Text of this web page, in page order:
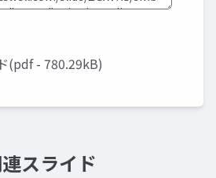
(pdf - 780.29kB)
スライド